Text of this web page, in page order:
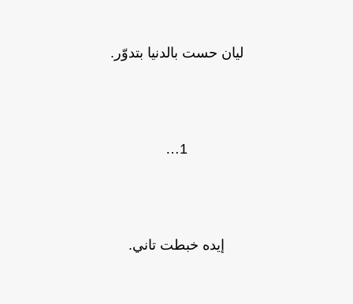
ليان حست بالدنيا بتدوّر.
إيده خبطت تاني.